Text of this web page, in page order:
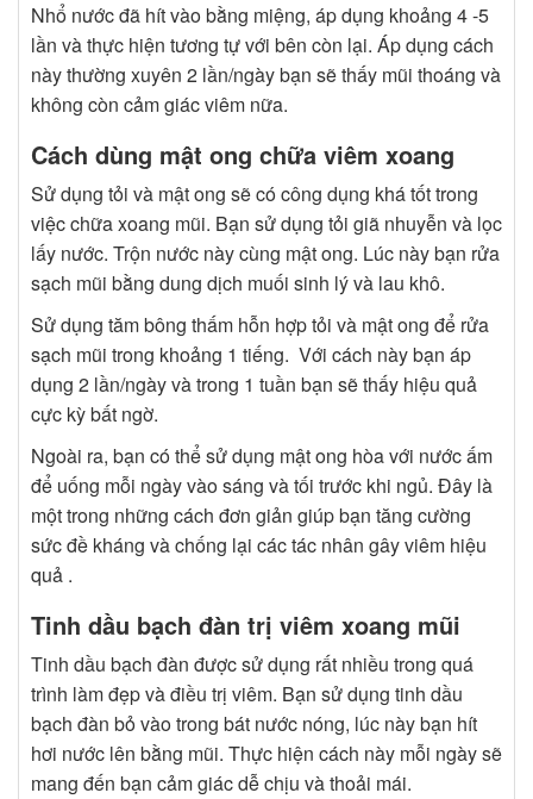
Nhổ nước đã hít vào bằng miệng, áp dụng khoảng 4 -5
lần và thực hiện tương tự với bên còn lại. Áp dụng cách
này thường xuyên 2 lần/ngày bạn sẽ thấy mũi thoáng và
không còn cảm giác viêm nữa.
Cách dùng mật ong chữa viêm xoang
Sử dụng tỏi và mật ong sẽ có công dụng khá tốt trong
việc chữa xoang mũi. Bạn sử dụng tỏi giã nhuyễn và lọc
lấy nước. Trộn nước này cùng mật ong. Lúc này bạn rửa
sạch mũi bằng dung dịch muối sinh lý và lau khô.
Sử dụng tăm bông thấm hỗn hợp tỏi và mật ong để rửa
sạch mũi trong khoảng 1 tiếng. Với cách này bạn áp
dụng 2 lần/ngày và trong 1 tuần bạn sẽ thấy hiệu quả
cực kỳ bất ngờ.
Ngoài ra, bạn có thể sử dụng mật ong hòa với nước ấm
để uống mỗi ngày vào sáng và tối trước khi ngủ. Đây là
một trong những cách đơn giản giúp bạn tăng cường
sức đề kháng và chống lại các tác nhân gây viêm hiệu
quả .
Tinh dầu bạch đàn trị viêm xoang mũi
Tinh dầu bạch đàn được sử dụng rất nhiều trong quá
trình làm đẹp và điều trị viêm. Bạn sử dụng tinh dầu
bạch đàn bỏ vào trong bát nước nóng, lúc này bạn hít
hơi nước lên bằng mũi. Thực hiện cách này mỗi ngày sẽ
mang đến bạn cảm giác dễ chịu và thoải mái.